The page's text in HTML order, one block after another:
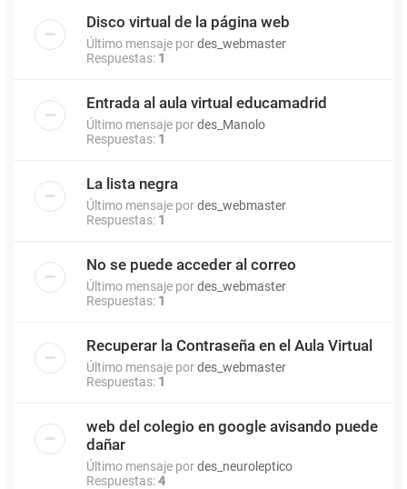
Disco virtual de la página web
Último mensaje pordes_webmaster
Respuestas: 1
Entrada al aula virtual educamadrid
Último mensaje pordes_Manolo
Respuestas: 1
La lista negra
Último mensaje pordes_webmaster
Respuestas: 1
No se puede acceder al correo
Último mensaje pordes_webmaster
Respuestas: 1
Recuperar la Contraseña en el Aula Virtual
Último mensaje pordes_webmaster
Respuestas: 1
web del colegio en google avisando puede
dañar
Último mensaje pordes_neuroleptico
Respuestas:4